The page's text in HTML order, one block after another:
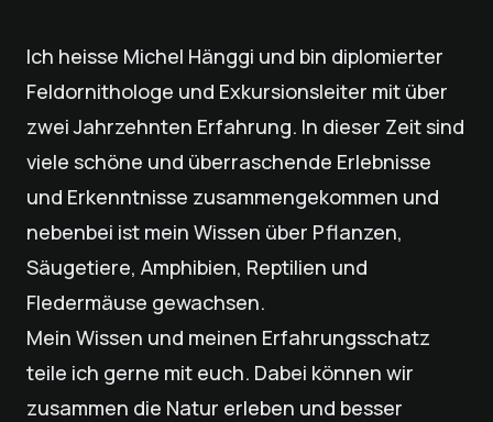
Ich heisse Michel Hänggi und bin diplomierter
Feldornithologe und Exkursionsleiter mit über
zwei Jahrzehnten Erfahrung. In dieser Zeit sind
viele schöne und überraschende Erlebnisse
und Erkenntnisse zusammengekommen und
nebenbei ist mein Wissen über Pflanzen,
Säugetiere, Amphibien, Reptilien und
Fledermäuse gewachsen.
Mein Wissen und meinen Erfahrungsschatz
teile ich gerne mit euch. Dabei können wir
zusammen die Natur erleben und besser